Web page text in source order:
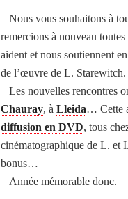
Nous vous souhaitons à
remercions à nouveau
aident et nous soutiennent
de l’œuvre de L. Starewitch.
Les nouvelles rencontres
Chauray, à Lleida… Cette
diffusion en DVD, tous
cinématographique de L. et
bonus…
Année mémorable donc.